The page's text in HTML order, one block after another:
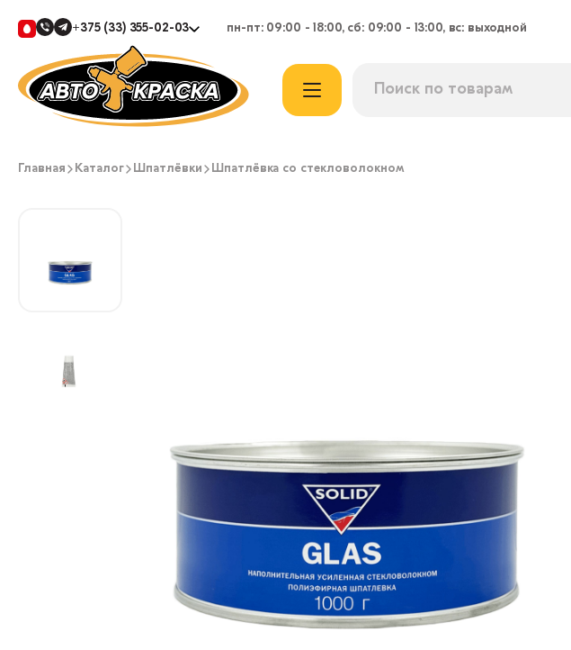
+375 (33) 355-02-03 пн-пт: 09:00 - 18:00, сб: 09:00 - 13:00, вс: выходной
Главная Каталог Шпатлёвки Шпатлёвка со стекловолокном